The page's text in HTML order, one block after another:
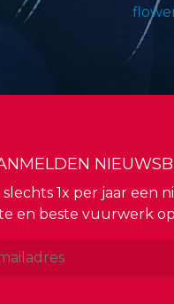
1x per jaar een
en beste vuurwerk